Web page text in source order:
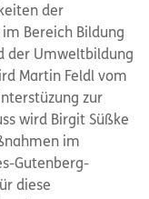
der
Bereich Bildung
der Umweltbildung
Martin Feldl vom
zur
wird Birgit Süßke
im
Gutenberg-
diese